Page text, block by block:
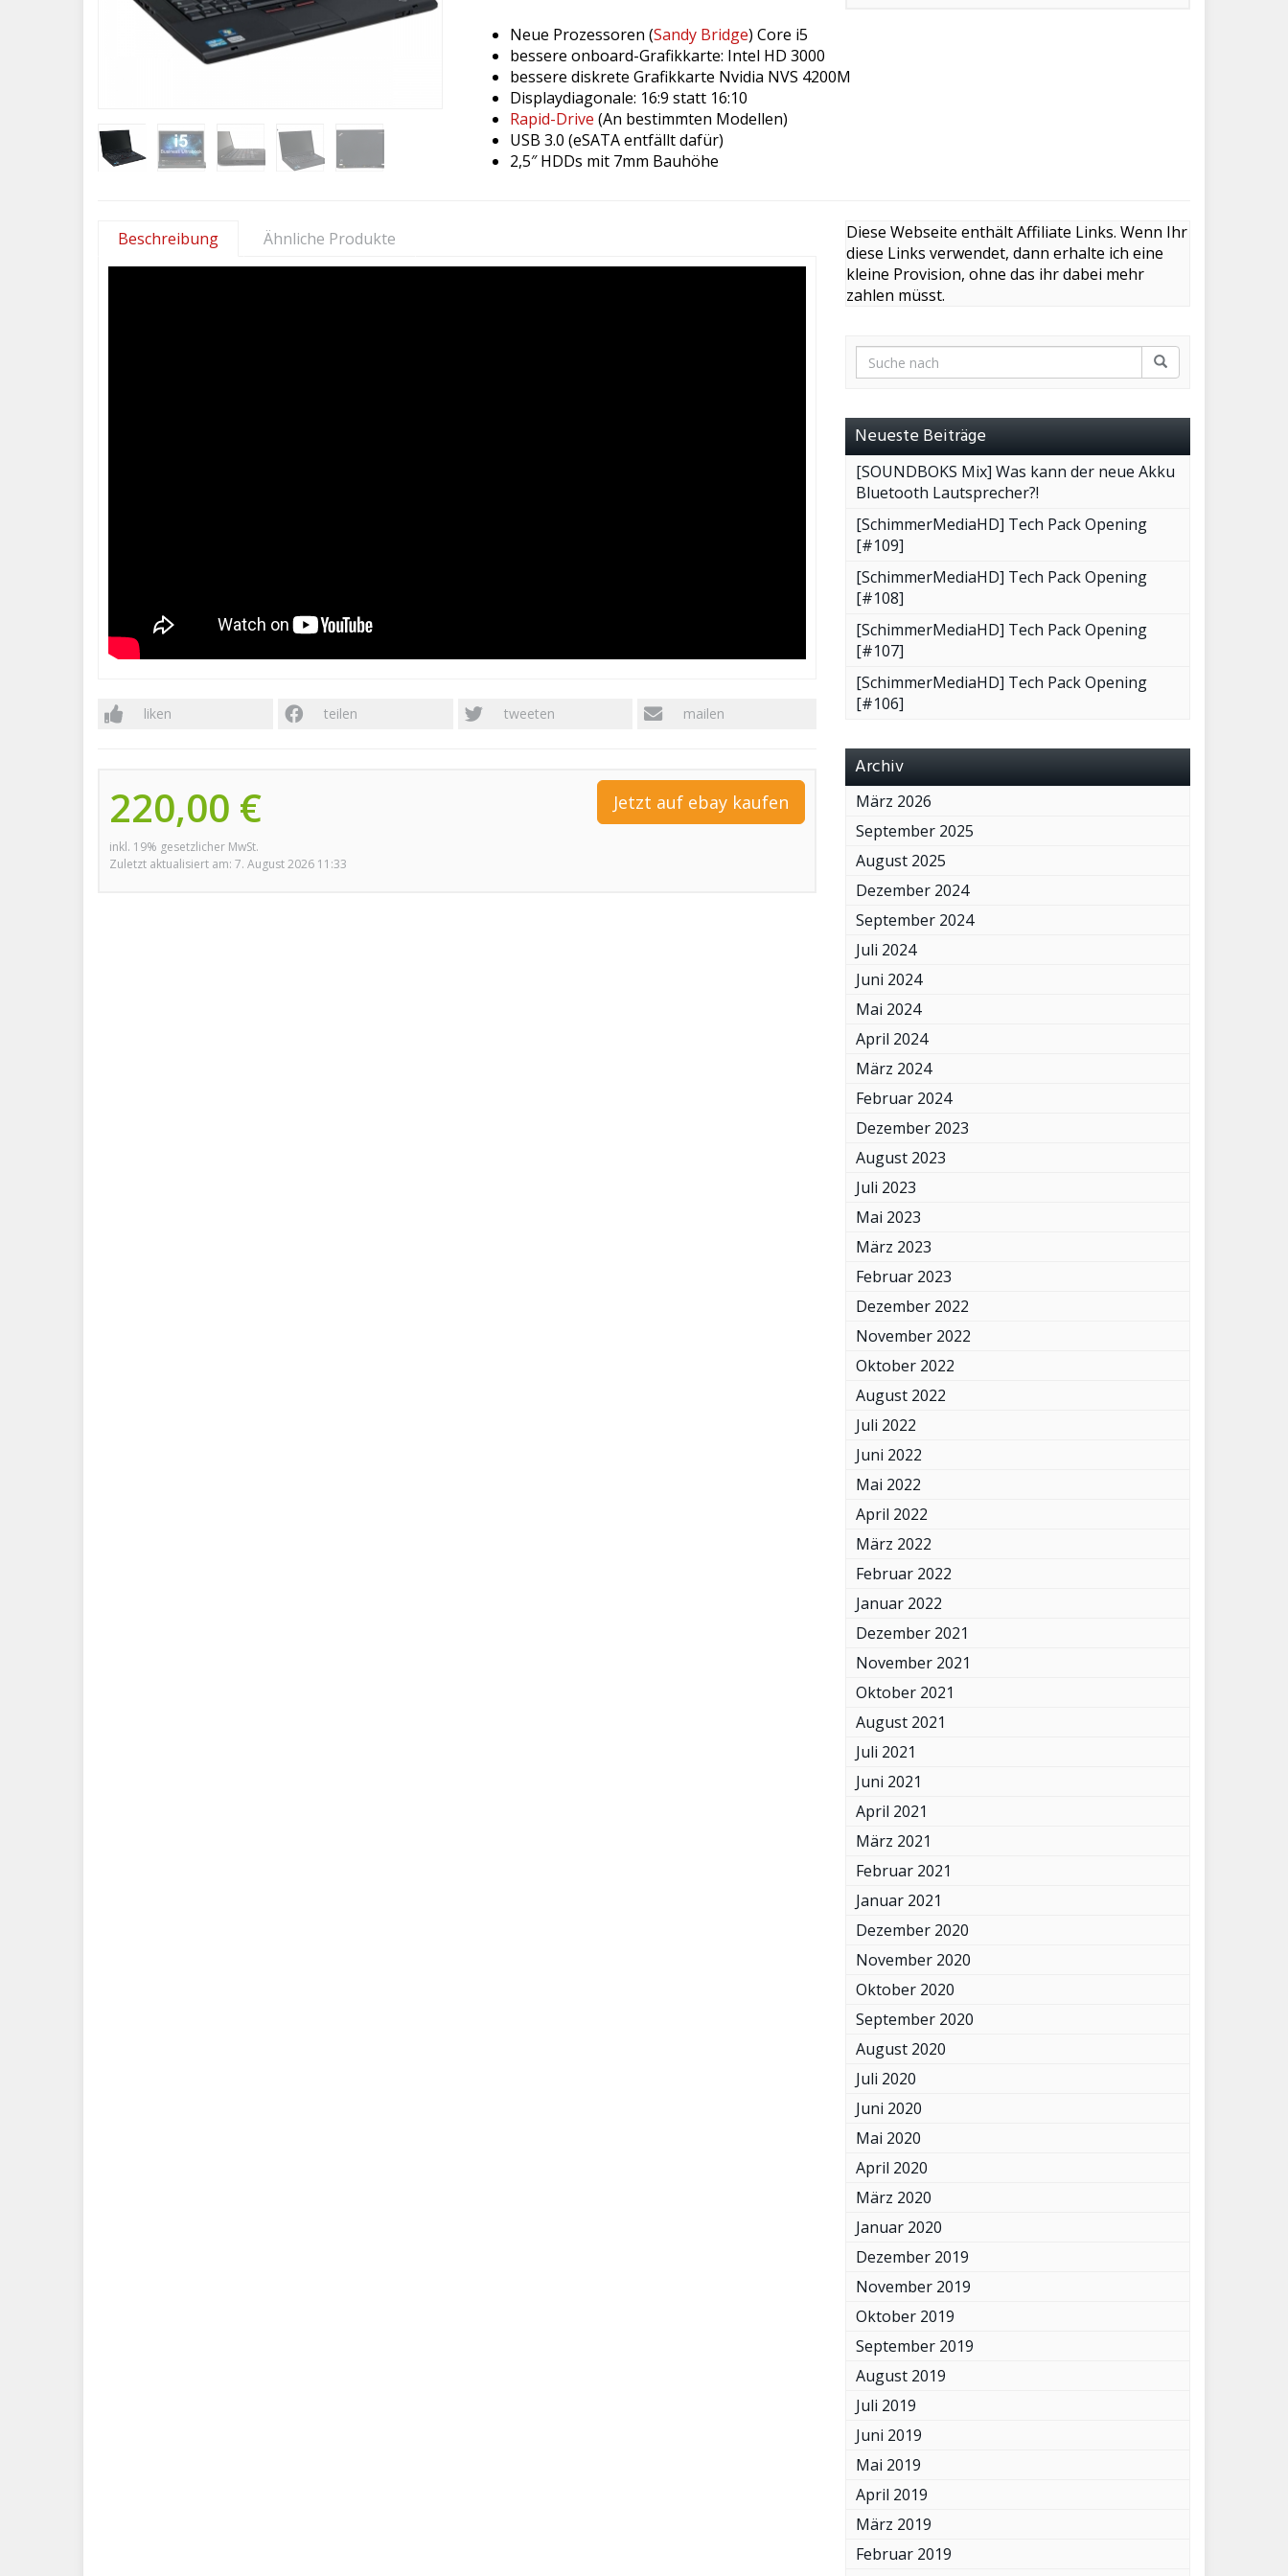
Neue Prozessoren (Sandy Bridge) Core i5
bessere onboard-Grafikkarte: Intel HD 3000
bessere diskrete Grafikkarte Nvidia NVS 4200M
Displaydiagonale: 16:9 statt 16:10
Rapid-Drive (An bestimmten Modellen)
USB 3.0 (eSATA entfällt dafür)
2,5″ HDDs mit 7mm Bauhöhe
Beschreibung Ähnliche Produkte
liken teilen tweeten mailen
220,00 €
inkl. 19% gesetzlicher MwSt.
Zuletzt aktualisiert am: 7. August 2026 11:33
Jetzt auf ebay kaufen
Diese Webseite enthält Affiliate Links. Wenn Ihr
diese Links verwendet, dann erhalte ich eine
kleine Provision, ohne das ihr dabei mehr
zahlen müsst.
Neueste Beiträge
[SOUNDBOKS Mix] Was kann der neue Akku
Bluetooth Lautsprecher?!
[SchimmerMediaHD] Tech Pack Opening
[#109]
[SchimmerMediaHD] Tech Pack Opening
[#108]
[SchimmerMediaHD] Tech Pack Opening
[#107]
[SchimmerMediaHD] Tech Pack Opening
[#106]
Archiv
März 2026
September 2025
August 2025
Dezember 2024
September 2024
Juli 2024
Juni 2024
Mai 2024
April 2024
März 2024
Februar 2024
Dezember 2023
August 2023
Juli 2023
Mai 2023
März 2023
Februar 2023
Dezember 2022
November 2022
Oktober 2022
August 2022
Juli 2022
Juni 2022
Mai 2022
April 2022
März 2022
Februar 2022
Januar 2022
Dezember 2021
November 2021
Oktober 2021
August 2021
Juli 2021
Juni 2021
April 2021
März 2021
Februar 2021
Januar 2021
Dezember 2020
November 2020
Oktober 2020
September 2020
August 2020
Juli 2020
Juni 2020
Mai 2020
April 2020
März 2020
Januar 2020
Dezember 2019
November 2019
Oktober 2019
September 2019
August 2019
Juli 2019
Juni 2019
Mai 2019
April 2019
März 2019
Februar 2019